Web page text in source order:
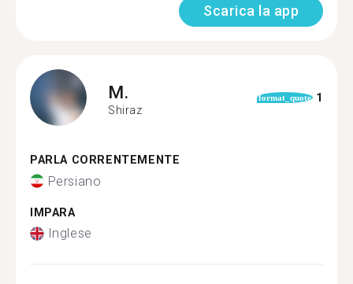
Scarica la app
M.
Shiraz
format_quote 1
PARLA CORRENTEMENTE
Persiano
IMPARA
Inglese